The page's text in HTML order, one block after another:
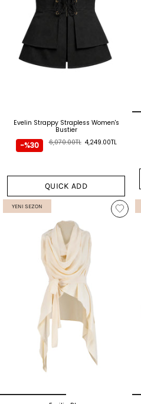
Evelin Strappy Strapless Women's
Bustier
4,249.00TL
6,070.00TL
-%30
QUICK ADD
YENI SEZON